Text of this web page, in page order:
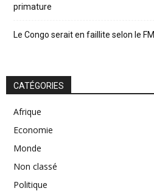
primature
Le Congo serait en faillite selon le FMI
CATÉGORIES
Afrique
Economie
Monde
Non classé
Politique